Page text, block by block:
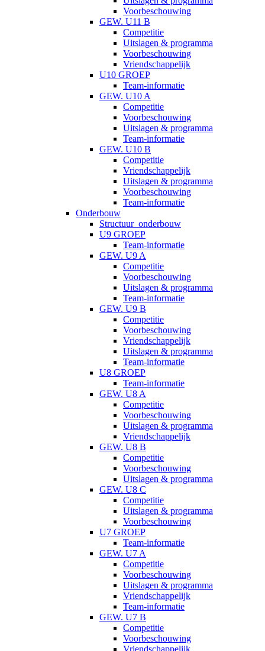
Voorbeschouwing
GEW. U11 B
Competitie
Uitslagen & programma
Voorbeschouwing
Vriendschappelijk
U10 GROEP
Team-informatie
GEW. U10 A
Competitie
Voorbeschouwing
Uitslagen & programma
Team-informatie
GEW. U10 B
Competitie
Vriendschappelijk
Uitslagen & programma
Voorbeschouwing
Team-informatie
Onderbouw
Structuur_onderbouw
U9 GROEP
Team-informatie
GEW. U9 A
Competitie
Voorbeschouwing
Uitslagen & programma
Team-informatie
GEW. U9 B
Competitie
Voorbeschouwing
Vriendschappelijk
Uitslagen & programma
Team-informatie
U8 GROEP
Team-informatie
GEW. U8 A
Competitie
Voorbeschouwing
Uitslagen & programma
Vriendschappelijk
GEW. U8 B
Competitie
Voorbeschouwing
Uitslagen & programma
GEW. U8 C
Competitie
Uitslagen & programma
Voorbeschouwing
U7 GROEP
Team-informatie
GEW. U7 A
Competitie
Voorbeschouwing
Uitslagen & programma
Vriendschappelijk
Team-informatie
GEW. U7 B
Competitie
Voorbeschouwing
Vriendschappelijk